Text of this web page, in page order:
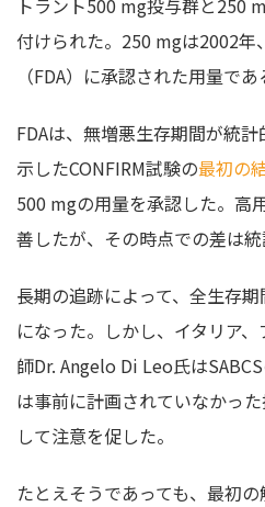
付けられた。250 mgは2002年
（FDA）に承認された用量であ
FDAは、無増悪生存期間が統
示したCONFIRM試験の最初の
500 mgの用量を承認した。高
善したが、その時点での差は
長期の追跡によって、全生存
になった。しかし、イタリア
師Dr. Angelo Di Leo氏は
は事前に計画されていなかっ
して注意を促した。
たとえそうであっても、最初